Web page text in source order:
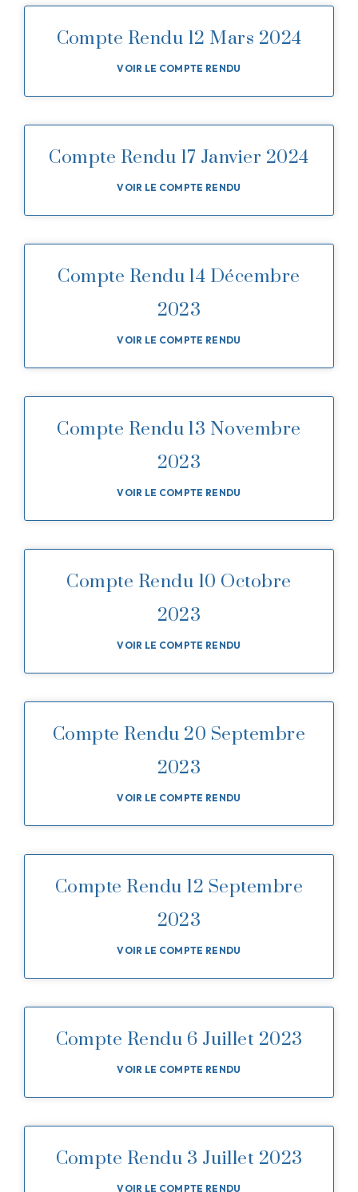
Compte Rendu 12 Mars 2024
VOIR LE COMPTE RENDU
Compte Rendu 17 Janvier 2024
VOIR LE COMPTE RENDU
Compte Rendu 14 Décembre
2023
VOIR LE COMPTE RENDU
Compte Rendu 13 Novembre
2023
VOIR LE COMPTE RENDU
Compte Rendu 10 Octobre
2023
VOIR LE COMPTE RENDU
Compte Rendu 20 Septembre
2023
VOIR LE COMPTE RENDU
Compte Rendu 12 Septembre
2023
VOIR LE COMPTE RENDU
Compte Rendu 6 Juillet 2023
VOIR LE COMPTE RENDU
Compte Rendu 3 Juillet 2023
VOIR LE COMPTE RENDU